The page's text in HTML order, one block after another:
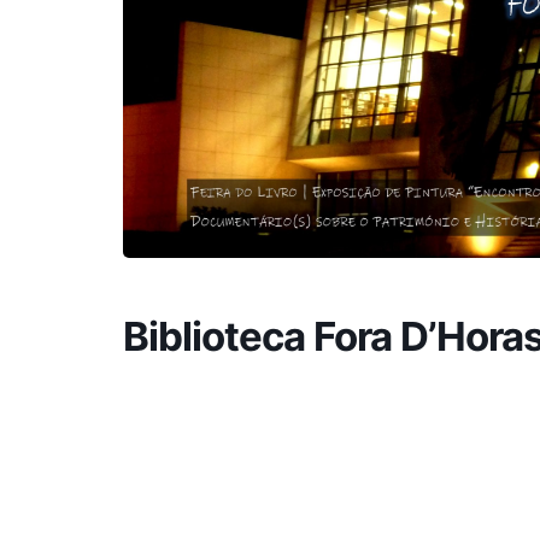
Biblioteca Fora